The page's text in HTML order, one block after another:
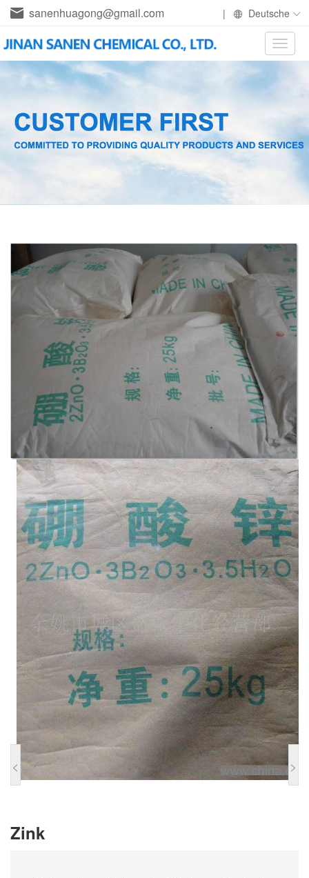
sanenhuagong@gmail.com | Deutsche
Toggle
< >
Zink